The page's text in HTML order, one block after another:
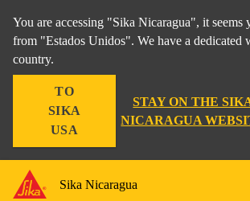
You are accessing "Sika Nicaragua", it seems
from "Estados Unidos". We have a dedicated
country.
TO
SIKA
USA
STAY ON THE
NICARAGUA
Sika Nicaragua